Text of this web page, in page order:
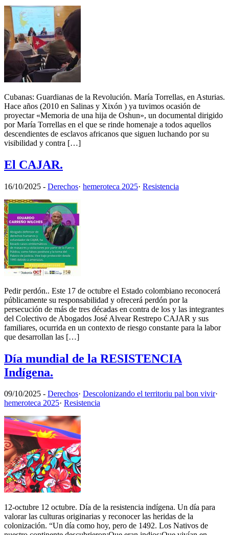
Cubanas: Guardianas de la Revolución. María Torrellas, en Asturias.
Hace años (2010 en Salinas y Xixón ) ya tuvimos ocasión de
proyectar «Memoria de una hija de Oshun», un documental dirigido
por María Torrellas en el que se rinde homenaje a todos aquellos
descendientes de esclavos africanos que siguen luchando por su
visibilidad y contra […]
El CAJAR.
16/10/2025 - Derechos· hemeroteca 2025· Resistencia
Pedir perdón.. Este 17 de octubre el Estado colombiano reconocerá
públicamente su responsabilidad y ofrecerá perdón por la
persecución de más de tres décadas en contra de los y las integrantes
del Colectivo de Abogados José Alvear Restrepo CAJAR y sus
familiares, ocurrida en un contexto de riesgo constante para la labor
que desarrollan las […]
Día mundial de la RESISTENCIA
Indígena.
09/10/2025 - Derechos· Descolonizando el territoriu pal bon vivir·
hemeroteca 2025· Resistencia
12-octubre 12 octubre. Día de la resistencia indígena. Un día para
valorar las culturas originarias y reconocer las heridas de la
colonización. “Un día como hoy, pero de 1492. Los Nativos de